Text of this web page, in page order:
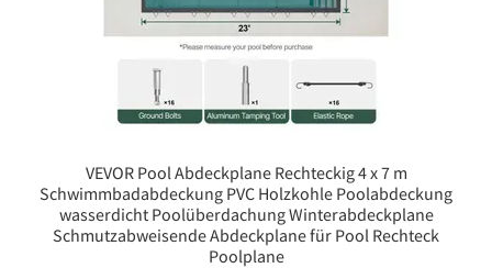
VEVOR Pool Abdeckplane Rechteckig 4 x 7 m
Schwimmbadabdeckung PVC Holzkohle Poolabdeckung
wasserdicht Poolüberdachung Winterabdeckplane
Schmutzabweisende Abdeckplane für Pool Rechteck
Poolplane